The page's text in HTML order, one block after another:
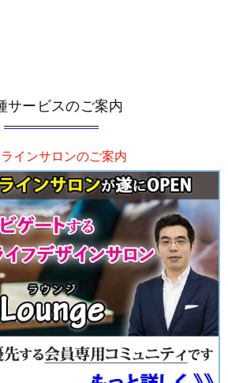
サービスのご案内
インサロンのご案内